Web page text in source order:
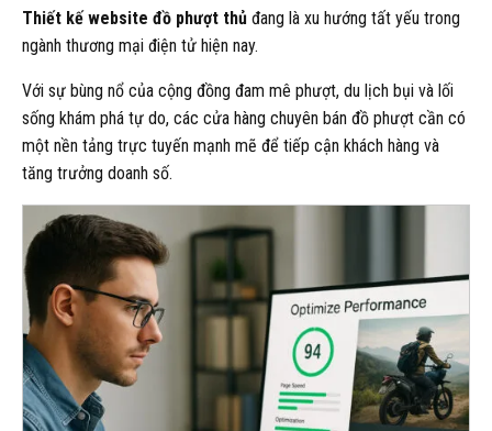
Thiết kế website đồ phượt thủ đang là xu hướng tất yếu trong
ngành thương mại điện tử hiện nay.
Với sự bùng nổ của cộng đồng đam mê phượt, du lịch bụi và lối
sống khám phá tự do, các cửa hàng chuyên bán đồ phượt cần có
một nền tảng trực tuyến mạnh mẽ để tiếp cận khách hàng và
tăng trưởng doanh số.